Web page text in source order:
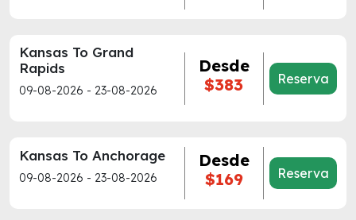
Kansas To Grand
Rapids
09-08-2026 - 23-08-2026
Desde
$383
Reserva
Kansas To Anchorage
09-08-2026 - 23-08-2026
Desde
$169
Reserva